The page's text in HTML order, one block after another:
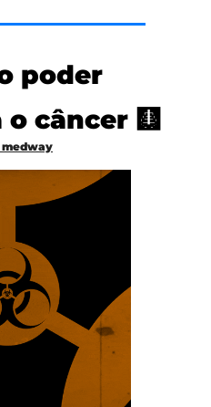
poder
o câncer 🩻
medway